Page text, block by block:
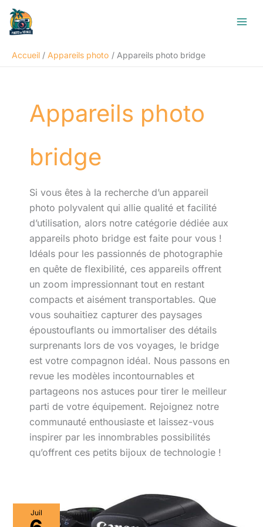
Aller
contenu
Accueil
Appareils photo Appareils photo bridge
Appareils photo
bridge
Si vous êtes à la recherche d’un appareil
photo polyvalent qui allie qualité et facilité
d’utilisation, alors notre catégorie dédiée aux
appareils photo bridge est faite pour vous !
Idéals pour les passionnés de photographie
en quête de flexibilité, ces appareils offrent
un zoom impressionnant tout en restant
compacts et aisément transportables. Que
vous souhaitiez capturer des paysages
époustouflants ou immortaliser des détails
surprenants lors de vos voyages, le bridge
est votre compagnon idéal. Nous passons en
revue les modèles incontournables et
partageons nos astuces pour tirer le meilleur
parti de votre équipement. Rejoignez notre
communauté enthousiaste et laissez-vous
inspirer par les innombrables possibilités
qu’offrent ces petits bijoux de technologie !
Juil
Test
:
R
e
h